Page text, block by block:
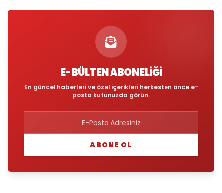
E-BÜLTEN ABONELIĞI
En güncel haberleri ve özel içerikleri herkesten önce e-
posta kutunuzda görün.
ABONE OL